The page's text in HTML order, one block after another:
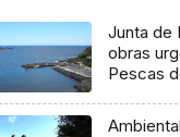
Junta de
obras
Pescas